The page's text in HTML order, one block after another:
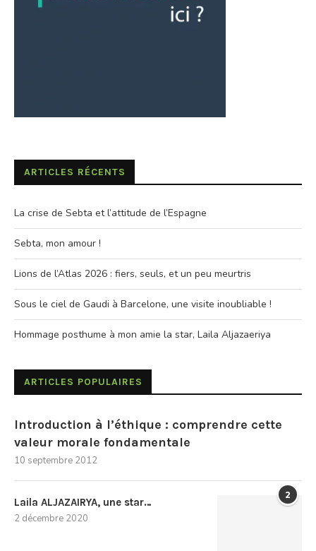
ARTICLES RÉCENTS
La crise de Sebta et l’attitude de l’Espagne
Sebta, mon amour !
Lions de l’Atlas 2026 : fiers, seuls, et un peu meurtris
Sous le ciel de Gaudi à Barcelone, une visite inoubliable !
Hommage posthume à mon amie la star, Laila Aljazaeriya
ARTICLES POPULAIRES
Introduction à l’éthique : comprendre cette
valeur morale fondamentale
10 septembre 2012
2
Laila ALJAZAIRYA, une star…
2 décembre 2020